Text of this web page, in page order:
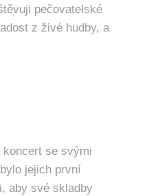
pečovatelské
z živé hudby, a
koncert se svými
jejich první
aby své skladby